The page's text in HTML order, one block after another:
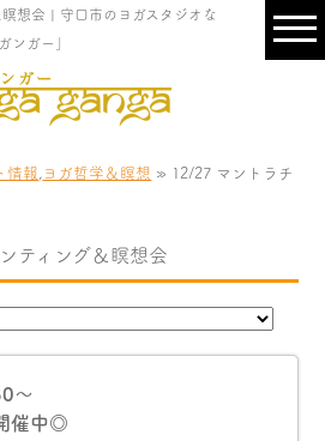
想会 | 守口市のヨガスタジオな
ンガー」
情報 , ヨガ哲学＆瞑想 » 12/27 マントラチ
ティング＆瞑想会
〜
催中◎